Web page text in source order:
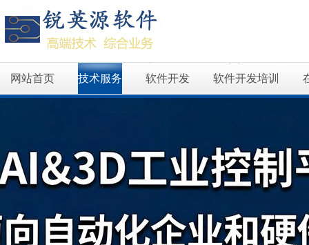
网站首页 技术服务 软件开发 软件开发培训